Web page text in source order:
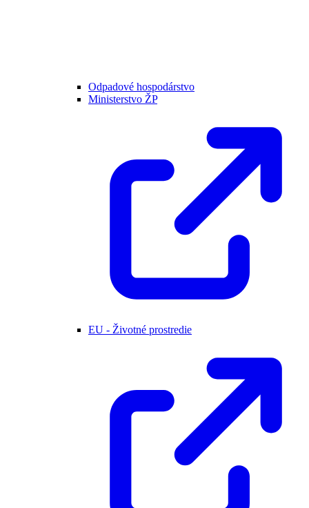
Odpadové hospodárstvo
Ministerstvo ŽP
EU - Životné prostredie